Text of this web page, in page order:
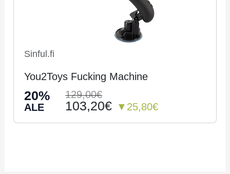
Sinful.fi
You2Toys Fucking Machine
20%
ALE
129,00€
103,20€ ▼25,80€